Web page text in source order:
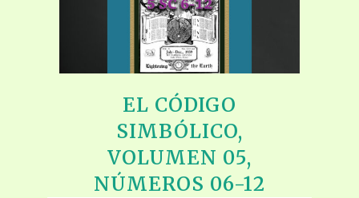
EL CÓDIGO
SIMBÓLICO,
VOLUMEN 05,
NÚMEROS 06-12